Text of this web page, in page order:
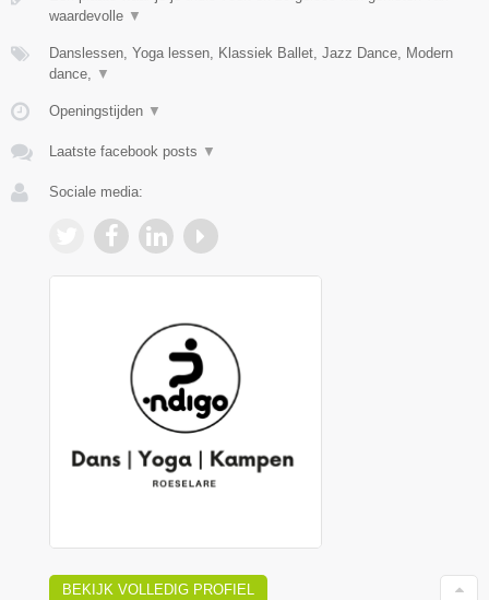
waardevolle ▼
Danslessen, Yoga lessen, Klassiek Ballet, Jazz Dance, Modern
dance,
▼
Openingstijden ▼
Laatste facebook posts ▼
Sociale media:
BEKIJK VOLLEDIG PROFIEL